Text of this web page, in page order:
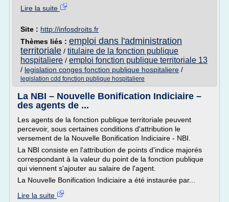
Lire la suite
Site : http://infosdroits.fr
Thèmes liés : emploi dans l'administration
territoriale / titulaire de la fonction publique
hospitaliere / emploi fonction publique territoriale 13
/ legislation conges fonction publique hospitaliere /
legislation cdd fonction publique hospitaliere
La NBI – Nouvelle Bonification Indiciaire –
des agents de ...
Les agents de la fonction publique territoriale peuvent
percevoir, sous certaines conditions d'attribution le
versement de la Nouvelle Bonification Indiciaire - NBI.
La NBI consiste en l'attribution de points d'indice majorés
correspondant à la valeur du point de la fonction publique
qui viennent s'ajouter au salaire de l'agent.
La Nouvelle Bonification Indiciaire a été instaurée par...
Lire la suite